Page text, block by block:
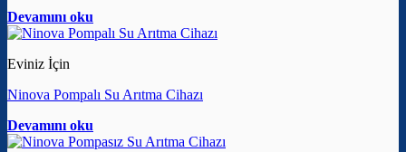
Devamını oku
Eviniz İçin
Ninova Pompalı Su Arıtma Cihazı
Devamını oku